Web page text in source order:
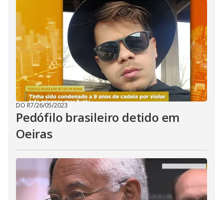
DO R7/26/05/2023
Pedófilo brasileiro detido em
Oeiras